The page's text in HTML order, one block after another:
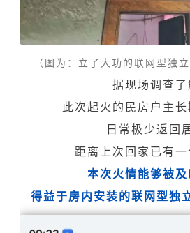
（图为：立了大功的联网型独
据现场调查了
此次起火的民房户主
日常极少返回
距离上次回家已有一
本次火情能够被及
得益于房内安装的联网型独